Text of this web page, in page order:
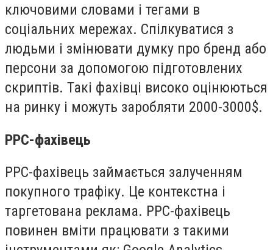
ключовими словами і тегами в
соціальних мережах. Спілкуватися з
людьми і змінювати думку про бренд або
персони за допомогою підготовлених
скриптів. Такі фахівці високо оцінюються
на ринку і можуть заробляти 2000-3000$.
РРС-фахівець
РРС-фахівець займається залученням
покупного трафіку. Це контекстна і
таргетована реклама. РРС-фахівець
повинен вміти працювати з такими